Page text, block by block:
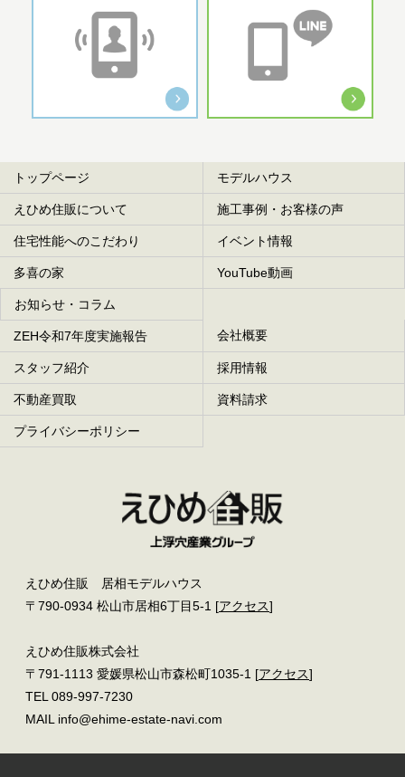
トップページ モデルハウス
えひめ住販について 施工事例・お客様の声
住宅性能へのこだわり イベント情報
多喜の家 YouTube動画
お知らせ・コラム
ZEH令和7年度実施報告 会社概要
スタッフ紹介 採用情報
不動産買取 資料請求
プライバシーポリシー
えひめ住販 居相モデルハウス
〒790-0934 松山市居相6丁目5-1 [アクセス]
えひめ住販株式会社
〒791-1113 愛媛県松山市森松町1035-1 [アクセス]
TEL 089-997-7230
MAIL info@ehime-estate-navi.com